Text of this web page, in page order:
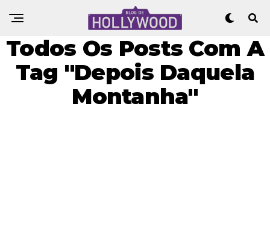
Todos Os Posts Com A
Tag "Depois Daquela
Montanha"